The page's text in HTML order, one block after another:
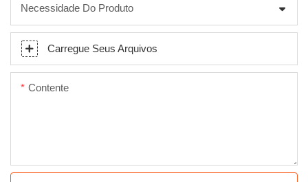
Necessidade Do Produto
Carregue Seus Arquivos
Contente